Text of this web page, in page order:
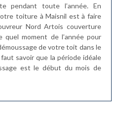
pendant toute l’année. En
toiture à Maisnil est à faire
Nord Artois couverture
quel moment de l’année pour
de votre toit dans le
savoir que la période idéale
est le début du mois de